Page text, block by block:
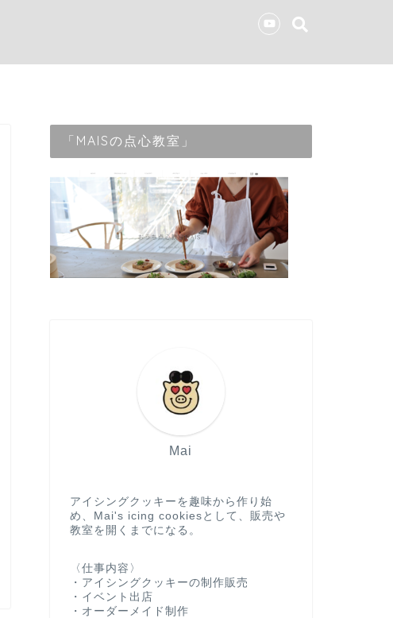
「MAISの点心教室」
Mai
アイシングクッキーを趣味から作り始
め、Mai's icing cookiesとして、販売や
教室を開くまでになる。
〈仕事内容〉
・アイシングクッキーの制作販売
・イベント出店
・オーダーメイド制作